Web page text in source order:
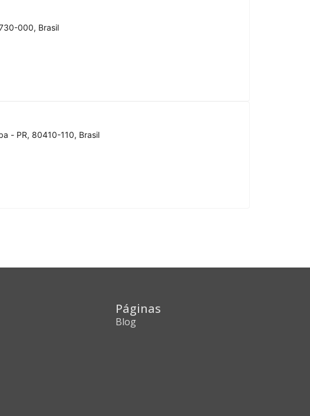
000, Brasil
- PR, 80410-110, Brasil
Páginas
Blog